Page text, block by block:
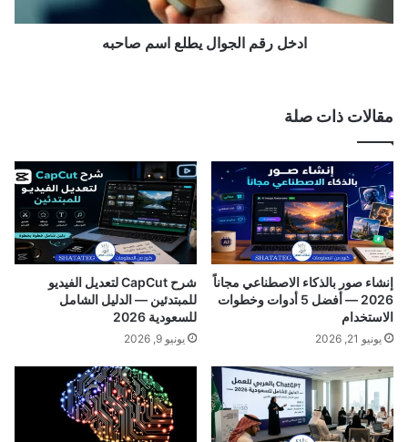
ش
ت
ا
ي
ف
و
ن
ا
ل
ن
د
ر
و
ي
ل
ي
ع
ا
س
م
ص
ح
ب
ادخل رقم الجوال يطلع اسم صاحبه
مقالات ذات صلة
إنشاء صور بالذكاء الاصطناعي مجاناً
2026 — أفضل 5 أدوات وخطوات
الاستخدام
يونيو 21, 2026
شرح CapCut لتعديل الفيديو
للمبتدئين — الدليل الشامل
للسعودية 2026
يونيو 9, 2026